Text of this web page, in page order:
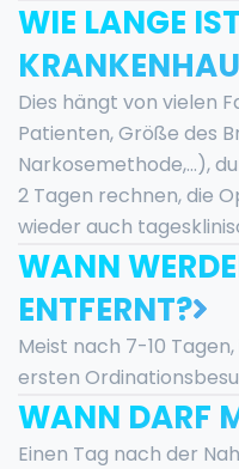
WIE LANGE
Dies hängt von vielen
Patienten, Größe des
Narkosemethode,...),
2 Tagen rechnen, die
wieder auch
WANN
ENTFERNT?
Meist nach 7-10
ersten
WANN DARF
Einen Tag nach der